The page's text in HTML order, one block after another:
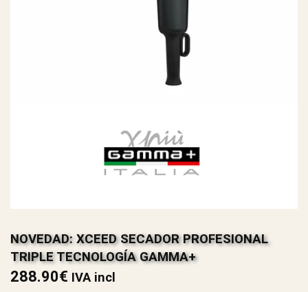
NOVEDAD: XCEED SECADOR PROFESIONAL
TRIPLE TECNOLOGÍA GAMMA+
288.90€ IVA incl